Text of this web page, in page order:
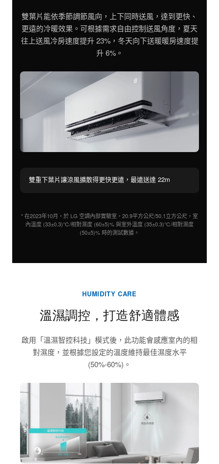
雙葉片能依季節調節風向，上下同時送風，達到更快、
更遠的冷暖效果。可根據需求自由控制送風角度，夏天
往上送風冷房速度提升 23%，冬天向下送暖暖房速度提
升 6%。
雙重下葉片讓涼風擴散得更快更遠，最遠送達 22m
* 在2023年10月，於 LG 空調內部實驗室，20.9平方公尺/50.1立方公尺，室
內溫度 (33±0.3)℃/相對濕度 (60±5)% 與室外溫度 (35±0.3)℃/相對濕度
(50±5)% 時的測試數據。
HUMIDITY CARE
溫濕調控，打造舒適體感
啟用「溫濕智控科技」模式後，此功能會感應室內的相
對濕度，並根據您設定的溫度維持最佳濕度水平
(50%-60%)。